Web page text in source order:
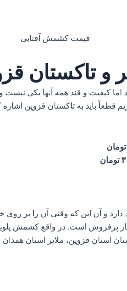
تاکستان
اما کیفیت و قند همه آنها
قطعاً باید به تاکستان قزوین
و آن این که وقتی آن را بر
پرفروش است. در واقع کشمش
استان قزوین، ملایر استان